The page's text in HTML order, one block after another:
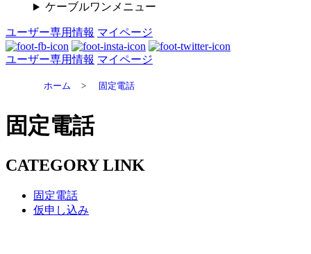
ケーブルワンメニュー
ユーザー専用情報 マイページ
ユーザー専用情報 マイページ
ホーム > 固定電話
固定電話
CATEGORY LINK
固定電話
仮申し込み